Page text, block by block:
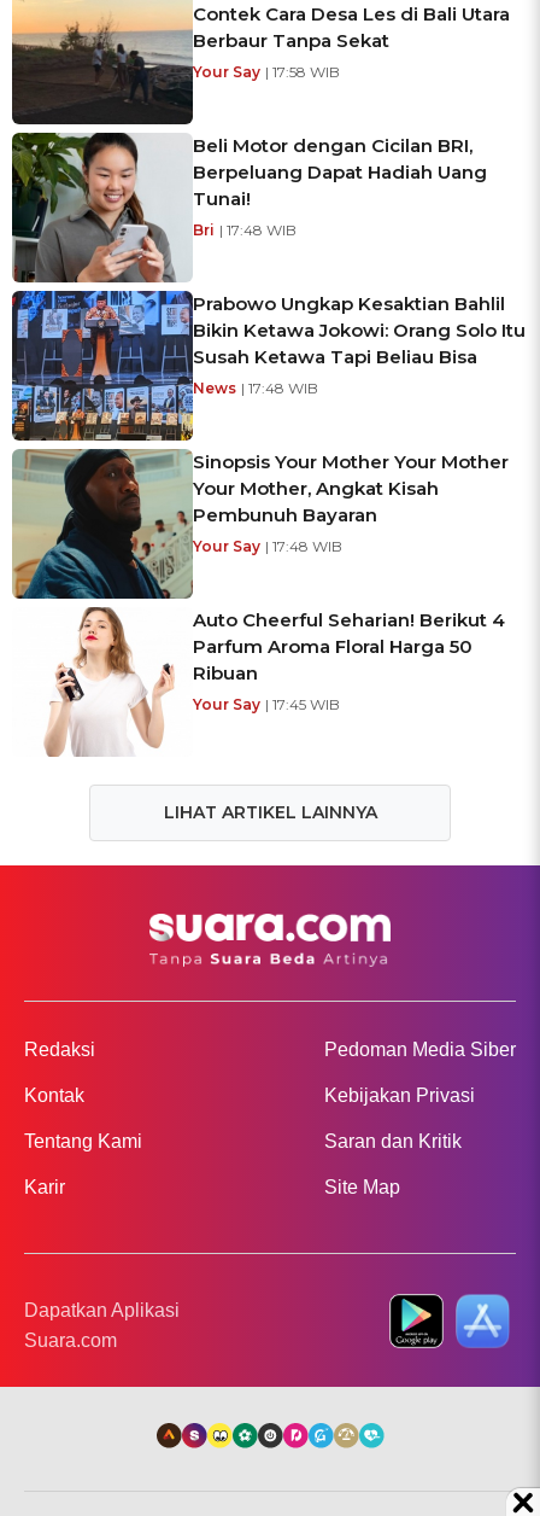
Contek Cara Desa Les di Bali Utara
Berbaur Tanpa Sekat
Your Say | 17:58 WIB
Beli Motor dengan Cicilan BRI,
Berpeluang Dapat Hadiah Uang
Tunai!
Bri | 17:48 WIB
Prabowo Ungkap Kesaktian Bahlil
Bikin Ketawa Jokowi: Orang Solo Itu
Susah Ketawa Tapi Beliau Bisa
News | 17:48 WIB
Sinopsis Your Mother Your Mother
Your Mother, Angkat Kisah
Pembunuh Bayaran
Your Say | 17:48 WIB
Auto Cheerful Seharian! Berikut 4
Parfum Aroma Floral Harga 50
Ribuan
Your Say | 17:45 WIB
LIHAT ARTIKEL LAINNYA
Redaksi
Kontak
Tentang Kami
Karir
Pedoman Media Siber
Kebijakan Privasi
Saran dan Kritik
Site Map
Dapatkan Aplikasi
Suara.com